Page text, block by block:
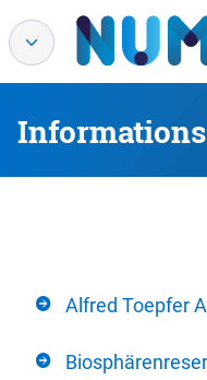
Alfred Toepfer